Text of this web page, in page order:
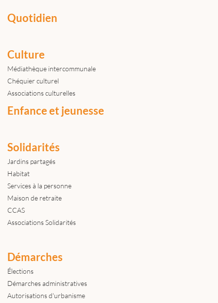
Quotidien
Culture
Médiathèque intercommunale
Chéquier culturel
Associations culturelles
Enfance et jeunesse
Solidarités
Jardins partagés
Habitat
Services à la personne
Maison de retraite
CCAS
Associations Solidarités
Démarches
Élections
Démarches administratives
Autorisations d'urbanisme